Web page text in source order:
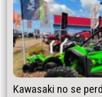
Kawasaki no se